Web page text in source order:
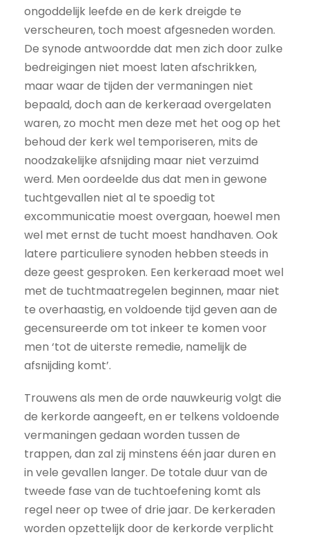
ongoddelijk leefde en de kerk dreigde te
verscheuren, toch moest afgesneden worden.
De synode antwoordde dat men zich door zulke
bedreigingen niet moest laten afschrikken,
maar waar de tijden der vermaningen niet
bepaald, doch aan de kerkeraad overgelaten
waren, zo mocht men deze met het oog op het
behoud der kerk wel temporiseren, mits de
noodzakelijke afsnijding maar niet verzuimd
werd. Men oordeelde dus dat men in gewone
tuchtgevallen niet al te spoedig tot
excommunicatie moest overgaan, hoewel men
wel met ernst de tucht moest handhaven. Ook
latere particuliere synoden hebben steeds in
deze geest gesproken. Een kerkeraad moet wel
met de tuchtmaatregelen beginnen, maar niet
te overhaastig, en voldoende tijd geven aan de
gecensureerde om tot inkeer te komen voor
men ‘tot de uiterste remedie, namelijk de
afsnijding komt’.
Trouwens als men de orde nauwkeurig volgt die
de kerkorde aangeeft, en er telkens voldoende
vermaningen gedaan worden tussen de
trappen, dan zal zij minstens één jaar duren en
in vele gevallen langer. De totale duur van de
tweede fase van de tuchtoefening komt als
regel neer op twee of drie jaar. De kerkeraden
worden opzettelijk door de kerkorde verplicht